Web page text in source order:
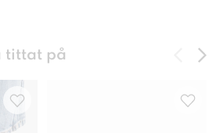
tittat på